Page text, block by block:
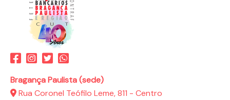
Bragança Paulista (sede)
Rua Coronel Teófilo Leme, 811 - Centro